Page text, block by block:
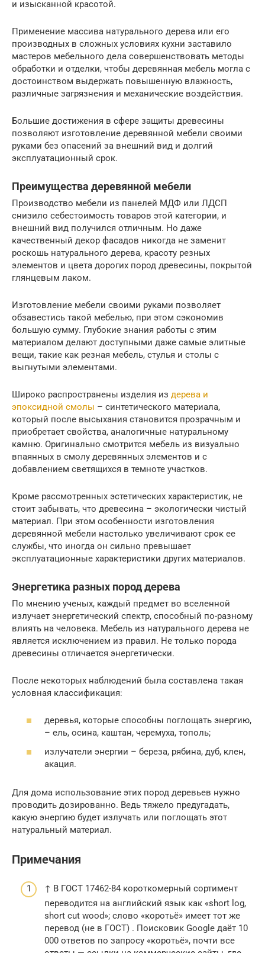
и изысканной красотой.
Применение массива натурального дерева или его
производных в сложных условиях кухни заставило
мастеров мебельного дела совершенствовать методы
обработки и отделки, чтобы деревянная мебель могла с
достоинством выдержать повышенную влажность,
различные загрязнения и механические воздействия.
Большие достижения в сфере защиты древесины
позволяют изготовление деревянной мебели своими
руками без опасений за внешний вид и долгий
эксплуатационный срок.
Преимущества деревянной мебели
Производство мебели из панелей МДФ или ЛДСП
снизило себестоимость товаров этой категории, и
внешний вид получился отличным. Но даже
качественный декор фасадов никогда не заменит
роскошь натурального дерева, красоту резных
элементов и цвета дорогих пород древесины, покрытой
глянцевым лаком.
Изготовление мебели своими руками позволяет
обзавестись такой мебелью, при этом сэкономив
большую сумму. Глубокие знания работы с этим
материалом делают доступными даже самые элитные
вещи, такие как резная мебель, стулья и столы с
выгнутыми элементами.
Широко распространены изделия из дерева и
эпоксидной смолы – синтетического материала,
который после высыхания становится прозрачным и
приобретает свойства, аналогичные натуральному
камню. Оригинально смотрится мебель из визуально
впаянных в смолу деревянных элементов и с
добавлением светящихся в темноте участков.
Кроме рассмотренных эстетических характеристик, не
стоит забывать, что древесина – экологически чистый
материал. При этом особенности изготовления
деревянной мебели настолько увеличивают срок ее
службы, что иногда он сильно превышает
эксплуатационные характеристики других материалов.
Энергетика разных пород дерева
По мнению ученых, каждый предмет во вселенной
излучает энергетический спектр, способный по-разному
влиять на человека. Мебель из натурального дерева не
является исключением из правил. Не только порода
древесины отличается энергетически.
После некоторых наблюдений была составлена такая
условная классификация:
деревья, которые способны поглощать энергию,
– ель, осина, каштан, черемуха, тополь;
излучатели энергии – береза, рябина, дуб, клен,
акация.
Для дома использование этих пород деревьев нужно
проводить дозированно. Ведь тяжело предугадать,
какую энергию будет излучать или поглощать этот
натуральный материал.
Примечания
↑ В ГОСТ 17462-84 короткомерный сортимент
переводится на английский язык как «short log,
short cut wood»; слово «коротьё» имеет тот же
перевод (не в ГОСТ) . Поисковик Google даёт 10
000 ответов по запросу «коротьё», почти все